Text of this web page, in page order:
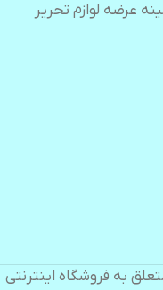
عرضه لوازم تحریر
به فروشگاه اینترنتی